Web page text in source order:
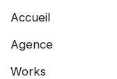
Accueil
Agence
Works